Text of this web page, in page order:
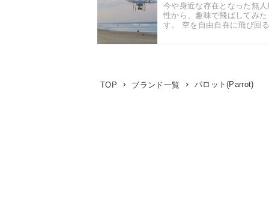
今や身近な存在となった無
性から、趣味で飛ばしてみ
す。 空を自由自在に飛び回
TOP ブランド一覧 パロット(Parrot)